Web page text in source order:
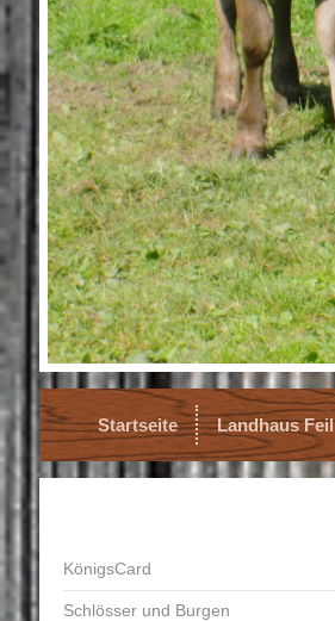
Startseite Landhaus Feil
KönigsCard
Schlösser und Burgen